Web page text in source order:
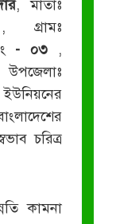
, মাতাঃ
, গ্রামঃ
- ০৩ ,
চরিত্র
কামনা